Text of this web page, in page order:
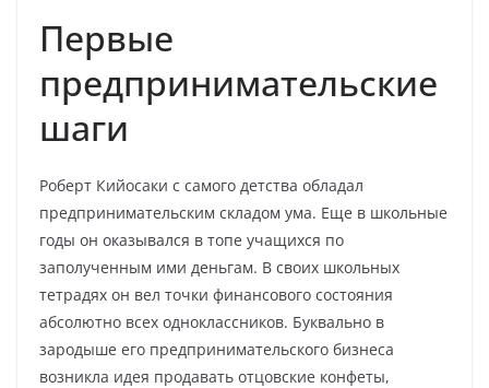
Первые
предпринимательские
шаги
Роберт Кийосаки с самого детства обладал
предпринимательским складом ума. Еще в школьные
годы он оказывался в топе учащихся по
заполученным ими деньгам. В своих школьных
тетрадях он вел точки финансового состояния
абсолютно всех одноклассников. Буквально в
зародыше его предпринимательского бизнеса
возникла идея продавать отцовские конфеты,